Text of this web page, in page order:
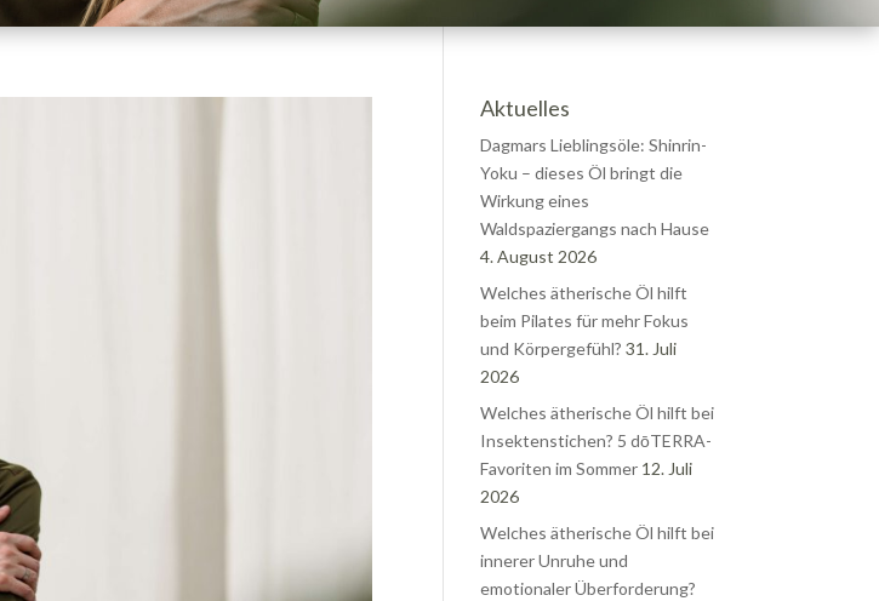
Aktuelles
Dagmars Lieblingsöle: Shinrin-
Yoku – dieses Öl bringt die
Wirkung eines
Waldspaziergangs nach Hause
4. August 2026
Welches ätherische Öl hilft
beim Pilates für mehr Fokus
und Körpergefühl? 31. Juli
2026
Welches ätherische Öl hilft bei
Insektenstichen? 5 dōTERRA-
Favoriten im Sommer 12. Juli
2026
Welches ätherische Öl hilft bei
innerer Unruhe und
emotionaler Überforderung?